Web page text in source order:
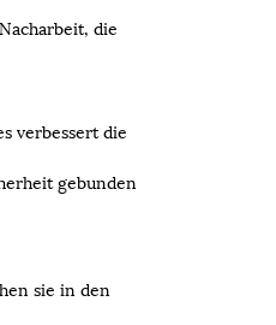
die
verbessert die
gebunden
sie in den